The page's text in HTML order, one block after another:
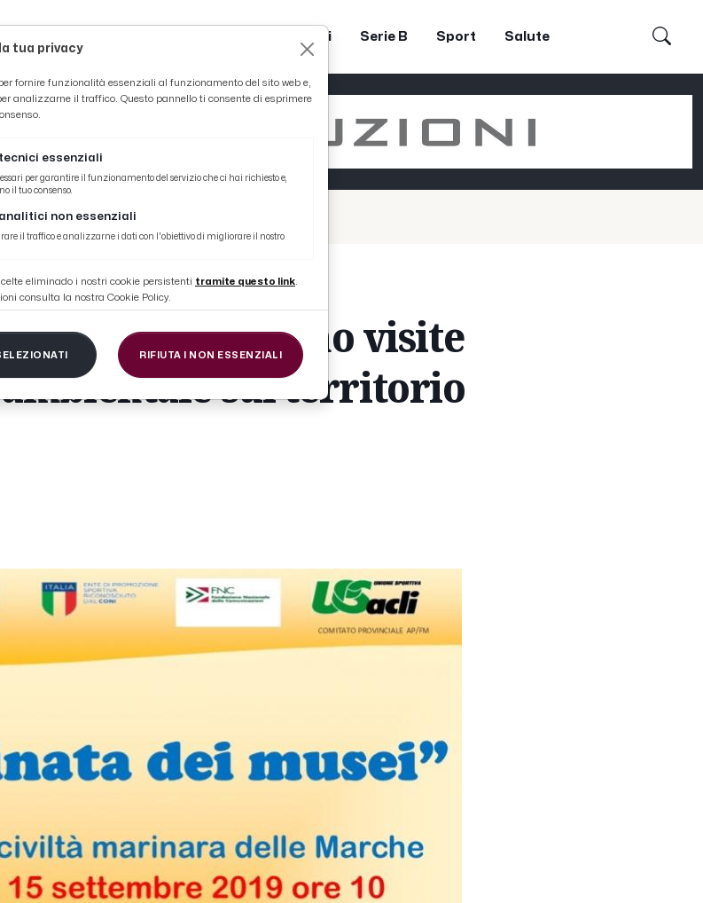
Coppa Teodori Serie B Sport Salute
sul territorio fluviale
sana'', nel Piceno visite
ambientale sul territorio
tua privacy
fornire funzionalità essenziali al funzionamento del sito web e,
analizzarne il traffico. Questo pannello ti consente di esprimere
essenziali
per garantire il funzionamento del servizio che ci hai richiesto e,
il tuo consenso.
non essenziali
il traffico e analizzarne i dati con l'obiettivo di migliorare il nostro
eliminado i nostri cookie persistenti tramite questo link.
consulta la nostra Cookie Policy.
RIFIUTA I NON ESSENZIALI